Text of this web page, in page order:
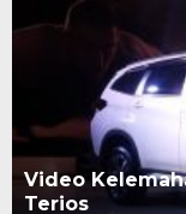
Video
Terios